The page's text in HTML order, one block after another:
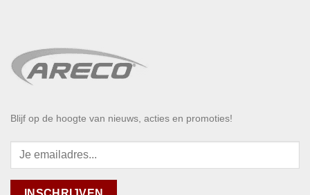
Blijf op de hoogte van nieuws, acties en promoties!